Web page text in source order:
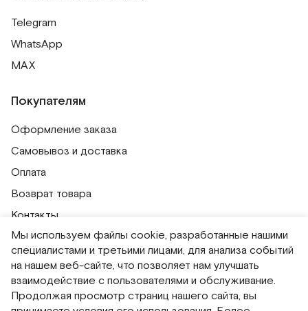
Telegram
WhatsApp
MAX
Покупателям
Оформление заказа
Самовывоз и доставка
Оплата
Возврат товара
Контакты
Публичная оферта
Политика обработки персональных данных
Политика использования сессионных файлов
Согласие на получение рассылок
Мы используем файлы cookie, разработанные нашими
специалистами и третьими лицами, для анализа событий
на нашем веб-сайте, что позволяет нам улучшать
взаимодействие с пользователями и обслуживание.
Продолжая просмотр страниц нашего сайта, вы